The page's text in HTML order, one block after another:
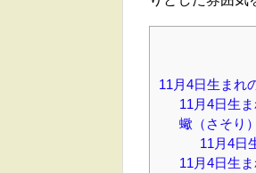
11月4日生まれ
11月4日生
蠍（さそり
11月4日
11月4日生